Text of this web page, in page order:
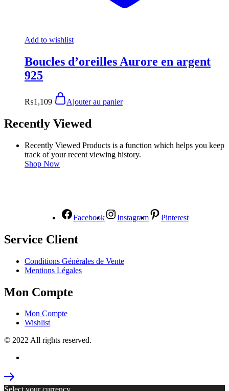
Add to wishlist
Boucles d’oreilles Aurore en argent
925
₨1,109 Ajouter au panier
Recently Viewed
Recently Viewed Products is a function which helps you keep
track of your recent viewing history.
Shop Now
Facebook Instagram Pinterest
Service Client
Conditions Générales de Vente
Mentions Légales
Mon Compte
Mon Compte
Wishlist
© 2022 All rights reserved.